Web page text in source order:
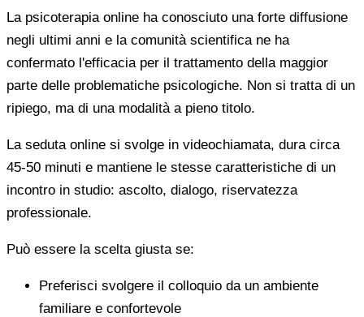
La psicoterapia online ha conosciuto una forte diffusione
negli ultimi anni e la comunità scientifica ne ha
confermato l'efficacia per il trattamento della maggior
parte delle problematiche psicologiche. Non si tratta di un
ripiego, ma di una modalità a pieno titolo.
La seduta online si svolge in videochiamata, dura circa
45-50 minuti e mantiene le stesse caratteristiche di un
incontro in studio: ascolto, dialogo, riservatezza
professionale.
Può essere la scelta giusta se:
Preferisci svolgere il colloquio da un ambiente
familiare e confortevole